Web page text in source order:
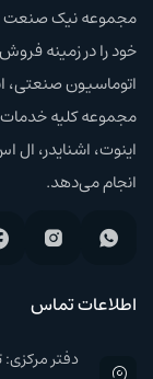
خود را در زمینه
اتوماسیون صنعتی،
مجموعه کلیه خدمات
اینوت، اشنایدر، ال
انجام می‌دهد.
اطلاعات تماس
دفتر مرکزی: